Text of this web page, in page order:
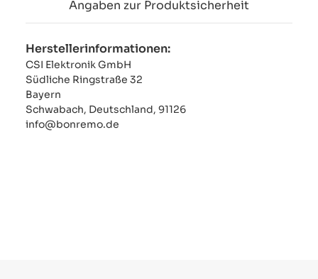
Angaben zur Produktsicherheit
Herstellerinformationen:
CSI Elektronik GmbH
Südliche Ringstraße 32
Bayern
Schwabach, Deutschland, 91126
info@bonremo.de